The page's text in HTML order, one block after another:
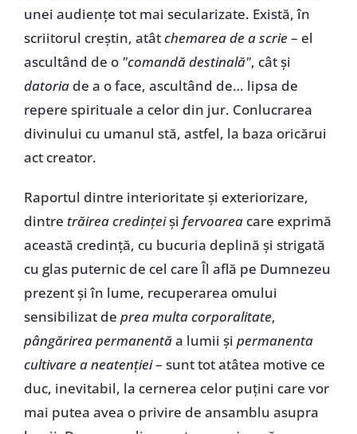
unei audiențe tot mai secularizate. Există, în
scriitorul creștin, atâtchemarea de a scrie– el
ascultând de o "comandă destinală", cât și
datoriade a o face, ascultând de… lipsa de
repere spirituale a celor din jur. Conlucrarea
divinului cu umanul stă, astfel, la baza oricărui
act creator.
Raportul dintre interioritate și exteriorizare,
dintre trăirea credințeiși fervoareacare exprimă
această credință, cu bucuria deplină și strigată
cu glas puternic de cel care Îl află pe Dumnezeu
prezent și în lume, recuperarea omului
sensibilizat de prea multa corporalitate,
pângărirea permanentăa lumii și permanenta
cultivare a neatenției– sunt tot atâtea motive ce
duc, inevitabil, la cernerea celor puțini care vor
mai putea avea o privire de ansamblu asupra